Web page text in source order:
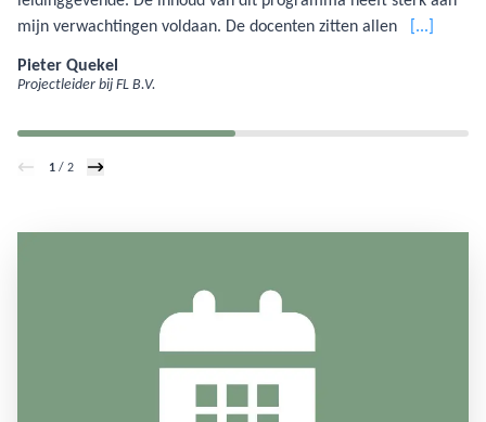
mijn verwachtingen voldaan. De docenten zitten allen vol
programma dat goed te volgen is en waarin je op een goed
[...]
Pieter Quekel
Projectleider bij FL B.V.
1/ 2